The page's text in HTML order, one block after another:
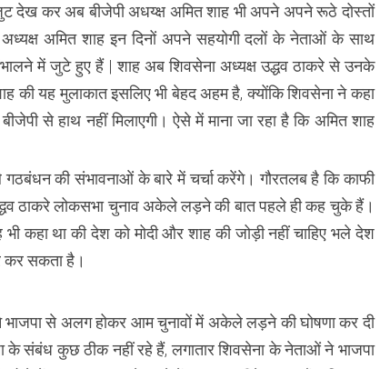
देख कर अब बीजेपी अधय्क्ष अमित शाह भी अपने अपने रूठे दोस्तों
अध्यक्ष अमित शाह इन दिनों अपने सहयोगी दलों के नेताओं के साथ
में जुटे हुए हैं | शाह अब शिवसेना अध्यक्ष उद्धव ठाकरे से उनके
की यह मुलाकात इसलिए भी बेहद अहम है, क्योंकि शिवसेना ने कहा
से हाथ नहीं मिलाएगी। ऐसे में माना जा रहा है कि अमित शाह
गठबंधन की संभावनाओं के बारे में चर्चा करेंगे। गौरतलब है कि काफी
ठाकरे लोकसभा चुनाव अकेले लड़ने की बात पहले ही कह चुके हैं।
कहा था की देश को मोदी और शाह की जोड़ी नहीं चाहिए भले देश
कर सकता है।
से अलग होकर आम चुनावों में अकेले लड़ने की घोषणा कर दी
संबंध कुछ ठीक नहीं रहे हैं, लगातार शिवसेना के नेताओं ने भाजपा